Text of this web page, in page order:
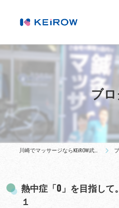
ブ
川崎でマッサージならKEiROW武蔵小杉ステーション ブログ
熱中症「0」を目指し
１